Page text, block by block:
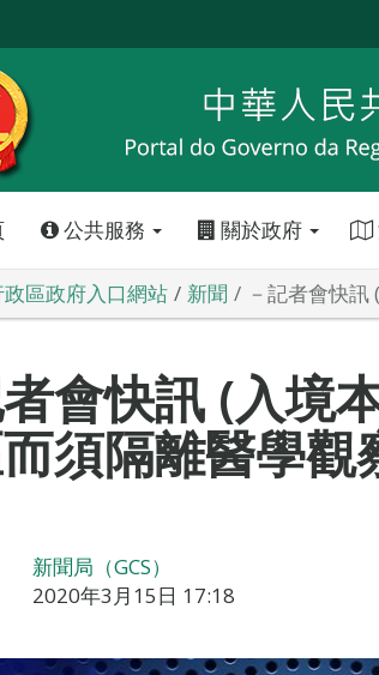
公共服務 關於政府
區政府入口網站 新聞 －記者會快
者會快訊 (入境
須隔離醫學觀
新聞局（GCS）
2020年3月15日 17:18